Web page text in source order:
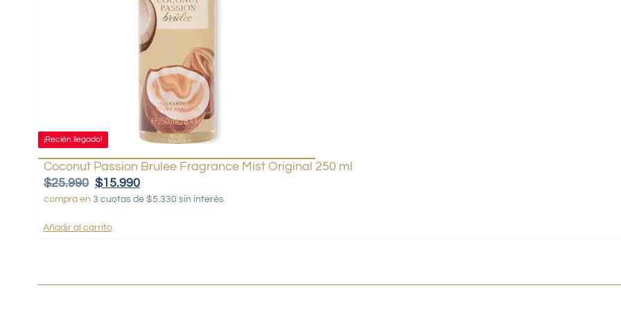
¡Recién llegado!
Coconut Passion Brulee Fragrance Mist Original 250 ml
$25.990 $15.990
compra en 3 cuotas de $5.330 sin interés
Añadir al carrito